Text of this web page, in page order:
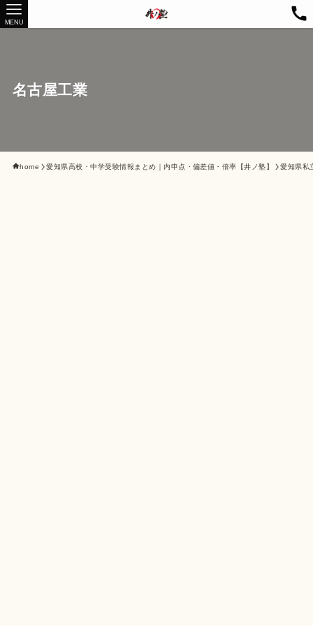
MENU
名古屋工業
home 愛知県高校・中学受験情報まとめ｜内申点・偏差値・倍率【井ノ塾】 愛知県私